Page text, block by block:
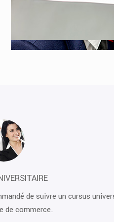
DE LA FINANCE
en assurance…